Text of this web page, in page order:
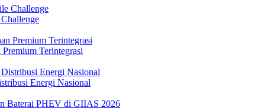
Terintegrasi
Energi Nasional